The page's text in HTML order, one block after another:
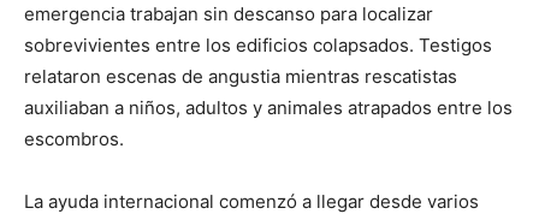
emergencia trabajan sin descanso para localizar
sobrevivientes entre los edificios colapsados. Testigos
relataron escenas de angustia mientras rescatistas
auxiliaban a niños, adultos y animales atrapados entre los
escombros.
La ayuda internacional comenzó a llegar desde varios